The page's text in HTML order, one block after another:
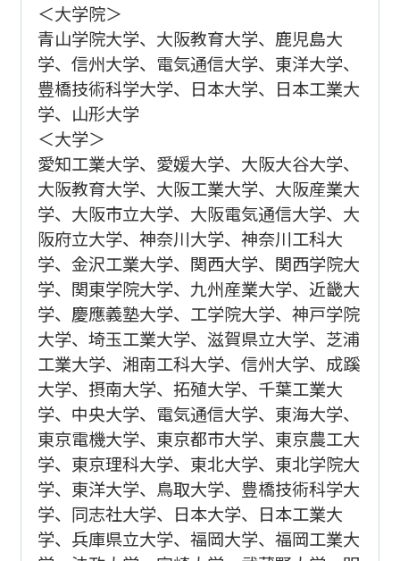
＜大学院＞
青山学院大学、大阪教育大学、鹿児島大
学、信州大学、電気通信大学、東洋大学、
豊橋技術科学大学、日本大学、日本工業大
学、山形大学
＜大学＞
愛知工業大学、愛媛大学、大阪大谷大学、
大阪教育大学、大阪工業大学、大阪産業大
学、大阪市立大学、大阪電気通信大学、大
阪府立大学、神奈川大学、神奈川工科大
学、金沢工業大学、関西大学、関西学院大
学、関東学院大学、九州産業大学、近畿大
学、慶應義塾大学、工学院大学、神戸学院
大学、埼玉工業大学、滋賀県立大学、芝浦
工業大学、湘南工科大学、信州大学、成蹊
大学、摂南大学、拓殖大学、千葉工業大
学、中央大学、電気通信大学、東海大学、
東京電機大学、東京都市大学、東京農工大
学、東京理科大学、東北大学、東北学院大
学、東洋大学、鳥取大学、豊橋技術科学大
学、同志社大学、日本大学、日本工業大
学、兵庫県立大学、福岡大学、福岡工業大